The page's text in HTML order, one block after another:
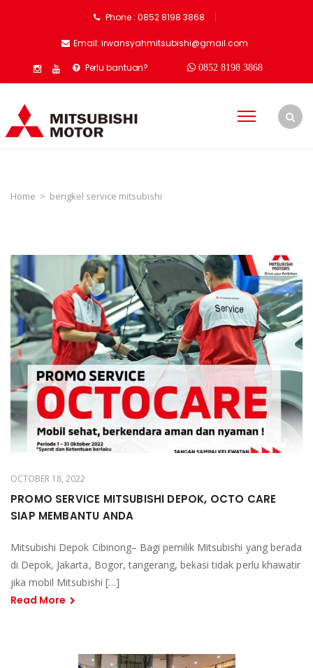
Phone : 0852 8198 3868
Email: irwansyahmitsubishi@gmail.com
Perlu bantuan? 0852 8198 3868
Home > bengkel service mitsubishi
OCTOBER 18, 2022
PROMO SERVICE MITSUBISHI DEPOK, OCTO CARE
SIAP MEMBANTU ANDA
Mitsubishi Depok Cibinong– Bagi pemilik Mitsubishi yang berada
di Depok, Jakarta, Bogor, tangerang, bekasi tidak perlu khawatir
jika mobil Mitsubishi […]
Read More